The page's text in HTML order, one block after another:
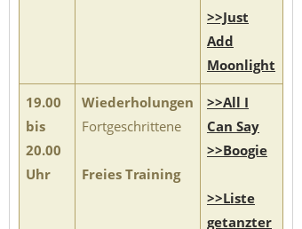
>>Just
Add
Moonlight
19.00
bis
20.00
Uhr
Wiederholungen
Fortgeschrittene
Freies Training
>>All I
Can Say
>>Boogie
>>Liste
getanzter